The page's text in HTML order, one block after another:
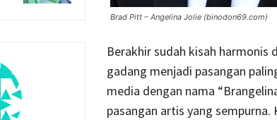
Brad Pitt – Angelina Jolie (binodon69.com)
Berakhir sudah kisah harmonis
gadang menjadi pasangan
media dengan nama
pasangan artis yang